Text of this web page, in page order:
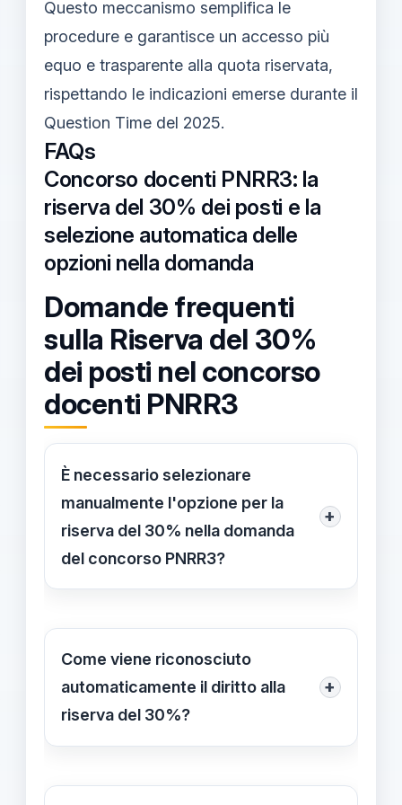
Questo meccanismo semplifica le
procedure e garantisce un accesso più
equo e trasparente alla quota riservata,
rispettando le indicazioni emerse durante il
Question Time del 2025.
FAQs
Concorso docenti PNRR3: la
riserva del 30% dei posti e la
selezione automatica delle
opzioni nella domanda
Domande frequenti
sulla Riserva del 30%
dei posti nel concorso
docenti PNRR3
È necessario selezionare
manualmente l'opzione per la
riserva del 30% nella domanda
del concorso PNRR3?
+
No, non è richiesto selezionare
compilazione, il sistema riconosce
automaticamente il diritto alla riserva
del 30% verificando i requisiti
Come viene riconosciuto
automaticamente il diritto alla
riserva del 30%?
+
Il sistema verifica automaticamente,